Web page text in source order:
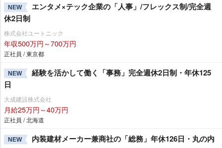
NEW
エンタメ×テック企業の「人事」/フレックス制/完全週
休2日制
株式会社ユートニック
年収500万円～700万円
正社員 / 東京都
NEW
経験を活かして働く「事務」完全週休2日制・年休125
日
大成建設株式会社
月給25万円～40万円
正社員 / 北海道
NEW 内装建材メーカー兼商社の「総務」年休126日・丸の内